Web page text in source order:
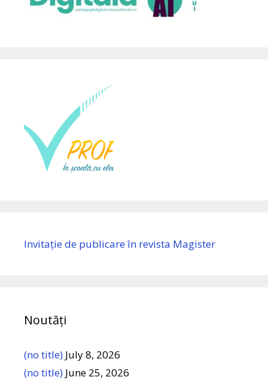
Invitație de publicare în revista Magister
Noutăți
(no title) July 8, 2026
(no title) June 25, 2026